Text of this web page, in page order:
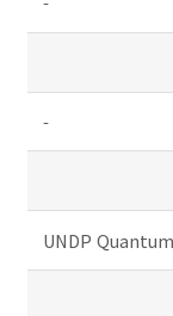
-
UNDP Quantum